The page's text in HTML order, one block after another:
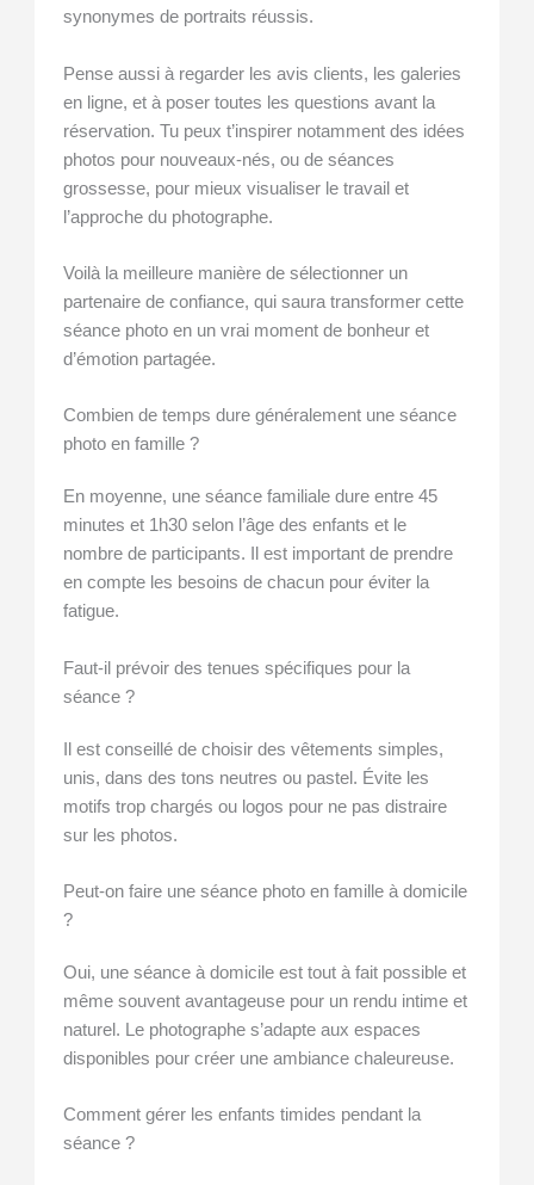
synonymes de portraits réussis.
Pense aussi à regarder les avis clients, les galeries
en ligne, et à poser toutes les questions avant la
réservation. Tu peux t’inspirer notamment des idées
photos pour nouveaux-nés, ou de séances
grossesse, pour mieux visualiser le travail et
l’approche du photographe.
Voilà la meilleure manière de sélectionner un
partenaire de confiance, qui saura transformer cette
séance photo en un vrai moment de bonheur et
d’émotion partagée.
Combien de temps dure généralement une séance
photo en famille ?
En moyenne, une séance familiale dure entre 45
minutes et 1h30 selon l’âge des enfants et le
nombre de participants. Il est important de prendre
en compte les besoins de chacun pour éviter la
fatigue.
Faut-il prévoir des tenues spécifiques pour la
séance ?
Il est conseillé de choisir des vêtements simples,
unis, dans des tons neutres ou pastel. Évite les
motifs trop chargés ou logos pour ne pas distraire
sur les photos.
Peut-on faire une séance photo en famille à domicile
?
Oui, une séance à domicile est tout à fait possible et
même souvent avantageuse pour un rendu intime et
naturel. Le photographe s’adapte aux espaces
disponibles pour créer une ambiance chaleureuse.
Comment gérer les enfants timides pendant la
séance ?